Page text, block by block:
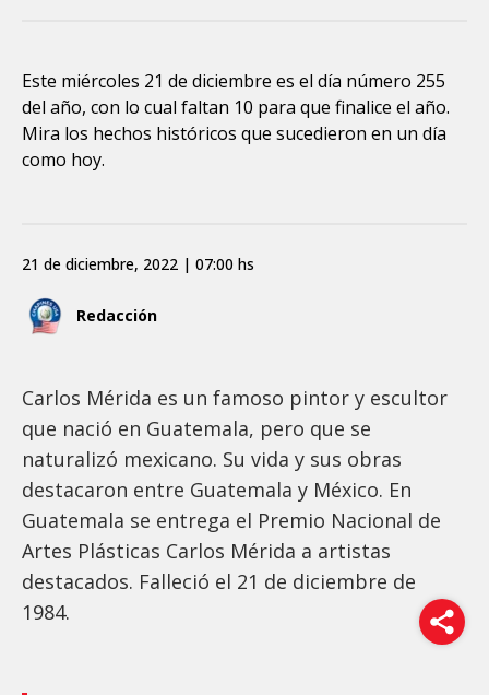
Este miércoles 21 de diciembre es el día número 255
del año, con lo cual faltan 10 para que finalice el año.
Mira los hechos históricos que sucedieron en un día
como hoy.
Redacción
21 de diciembre, 2022 | 07:00 hs
Carlos Mérida es un famoso pintor y escultor
que nació en Guatemala, pero que se
naturalizó mexicano. Su vida y sus obras
destacaron entre Guatemala y México. En
Guatemala se entrega el Premio Nacional de
Artes Plásticas Carlos Mérida a artistas
destacados. Falleció el 21 de diciembre de
1984.